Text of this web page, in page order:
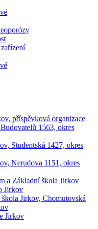
příspěvková organizace
1563, okres
Studentská 1427, okres
Nerudova 1151, okres
a Základní škola Jirkov
Jirkov
Jirkov, Chomutovská
Jirkov